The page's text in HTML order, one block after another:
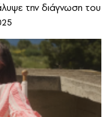
την διάγνωση του